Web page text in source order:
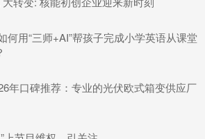
何用“三师+AI”帮孩子完成小学英语从课堂
年口碑推荐：专业的光伏欧式箱变供应厂